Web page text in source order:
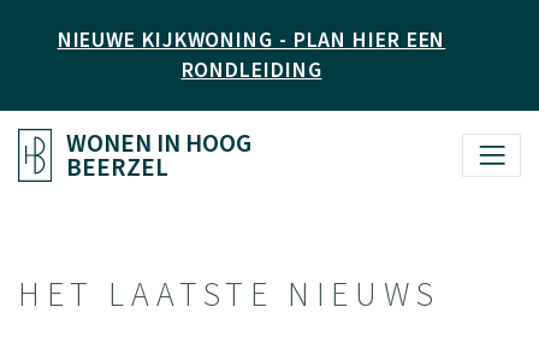
NIEUWE KIJKWONING - PLAN HIER EEN
RONDLEIDING
WONEN IN HOOG
BEERZEL
HET LAATSTE NIEUWS